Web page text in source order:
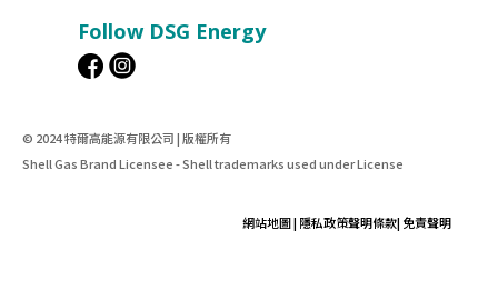
Follow DSG Energy
© 2024 特爾高能源有限公司 | 版權所有
Shell Gas Brand Licensee - Shell trademarks used under License
網站地圖| 隱私政策聲明條款| 免責聲明